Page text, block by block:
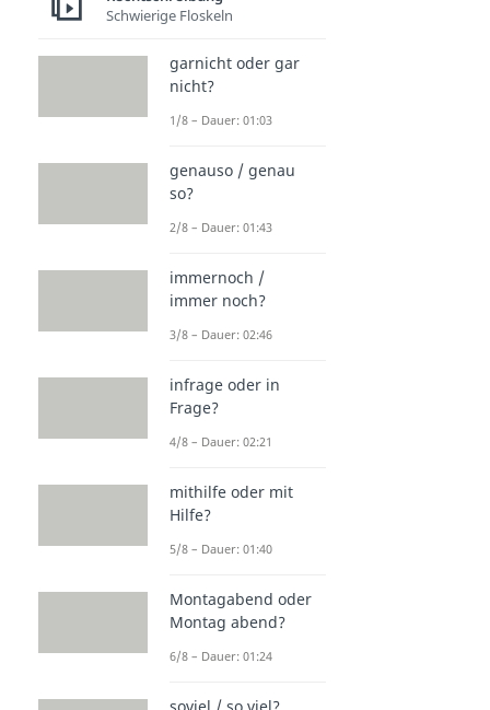
Schwierige Floskeln
garnicht oder gar
nicht?
1/8 – Dauer: 01:03
genauso / genau
so?
2/8 – Dauer: 01:43
immernoch /
immer noch?
3/8 – Dauer: 02:46
infrage oder in
Frage?
4/8 – Dauer: 02:21
mithilfe oder mit
Hilfe?
5/8 – Dauer: 01:40
Montagabend oder
Montag abend?
6/8 – Dauer: 01:24